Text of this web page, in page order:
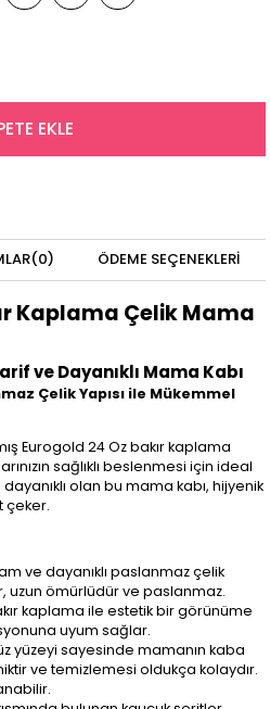
(0) ÖDEME SEÇENEKLERI
Kaplama Çelik Mama
ve Dayanıklı Mama Kabı
Çelik Yapısı ile Mükemmel
Eurogold 24 Oz bakır kaplama
sağlıklı beslenmesi için ideal
olan bu mama kabı, hijyenik
çeker.
ve dayanıklı paslanmaz çelik
uzun ömürlüdür ve paslanmaz.
kaplama ile estetik bir görünüme
uyum sağlar.
yüzeyi sayesinde mamanın kaba
ve temizlemesi oldukça kolaydır.